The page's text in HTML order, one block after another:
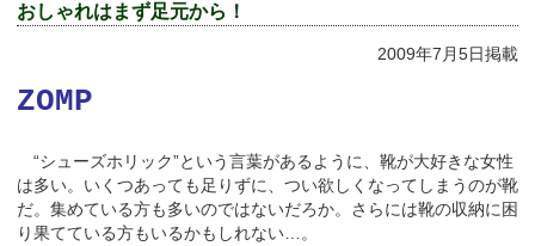
おしゃれはまず足元から！
2009年7月5日掲載
ZOMP
“シューズホリック”という言葉があるように、靴が大好きな女性
は多い。いくつあっても足りずに、つい欲しくなってしまうのが靴
だ。集めている方も多いのではないだろか。さらには靴の収納に困
り果てている方もいるかもしれない…。